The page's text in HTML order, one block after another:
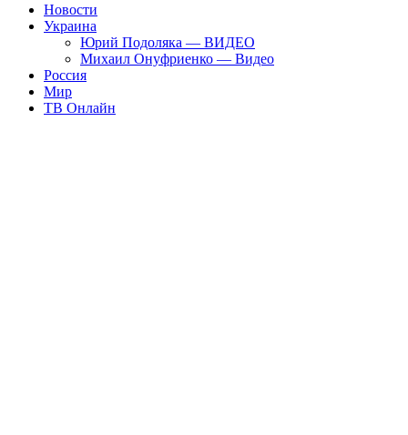
Новости
Украина
Юрий Подоляка — ВИДЕО
Михаил Онуфриенко — Видео
Россия
Мир
ТВ Онлайн